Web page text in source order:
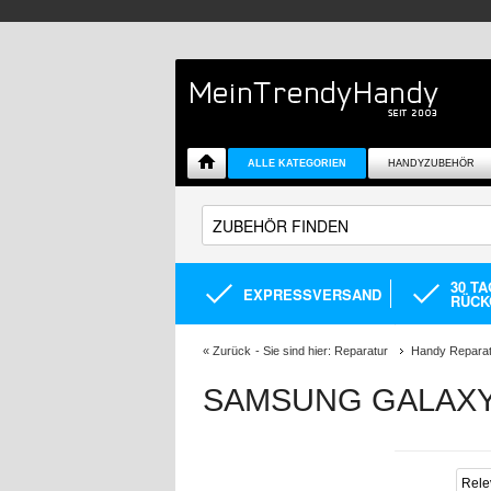
ALLE KATEGORIEN HANDYZUBEHÖR
EXPRESSVERSAND 30
« Zurück - Sie sind hier: Reparatur Handy
SAMSUNG